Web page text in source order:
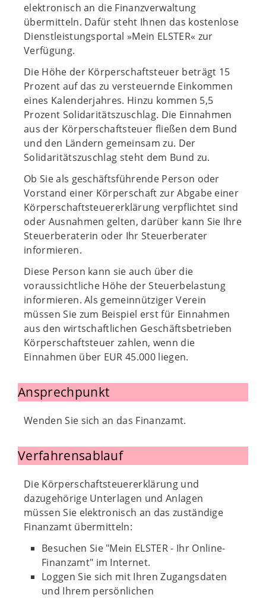
elektronisch an die Finanzverwaltung
übermitteln. Dafür steht Ihnen das kostenlose
Dienstleistungsportal »Mein ELSTER« zur
Verfügung.
Die Höhe der Körperschaftsteuer beträgt 15
Prozent auf das zu versteuernde Einkommen
eines Kalenderjahres. Hinzu kommen 5,5
Prozent Solidaritätszuschlag. Die Einnahmen
aus der Körperschaftsteuer fließen dem Bund
und den Ländern gemeinsam zu. Der
Solidaritätszuschlag steht dem Bund zu.
Ob Sie als geschäftsführende Person oder
Vorstand einer Körperschaft zur Abgabe einer
Körperschaftsteuererklärung verpflichtet sind
oder Ausnahmen gelten, darüber kann Sie Ihre
Steuerberaterin oder Ihr Steuerberater
informieren.
Diese Person kann sie auch über die
voraussichtliche Höhe der Steuerbelastung
informieren. Als gemeinnütziger Verein
müssen Sie zum Beispiel erst für Einnahmen
aus den wirtschaftlichen Geschäftsbetrieben
Körperschaftsteuer zahlen, wenn die
Einnahmen über EUR 45.000 liegen.
Ansprechpunkt
Wenden Sie sich an das Finanzamt.
Verfahrensablauf
Die Körperschaftsteuererklärung und
dazugehörige Unterlagen und Anlagen
müssen Sie elektronisch an das zuständige
Finanzamt übermitteln:
Besuchen Sie "Mein ELSTER - Ihr Online-
Finanzamt" im Internet.
Loggen Sie sich mit Ihren Zugangsdaten
und Ihrem persönlichen